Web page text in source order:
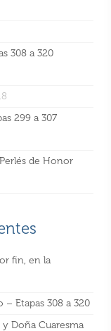
308 a 320
299 a 307
de Honor
fin, en la
Etapas 308 a 320
Doña Cuaresma